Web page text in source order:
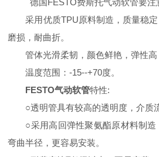
德国FESTO费斯托气动软管要注
采用优质TPU原料制造，质量稳
磨损，耐曲折。
管体光滑柔韧，颜色鲜艳，弹性高
温度范围：-15--+70度。
FESTO气动软管特性:
○透明管具有较高的透明度，介质
○采用高回弹性聚氨酯原材料制
弯曲半径，更容易安装。